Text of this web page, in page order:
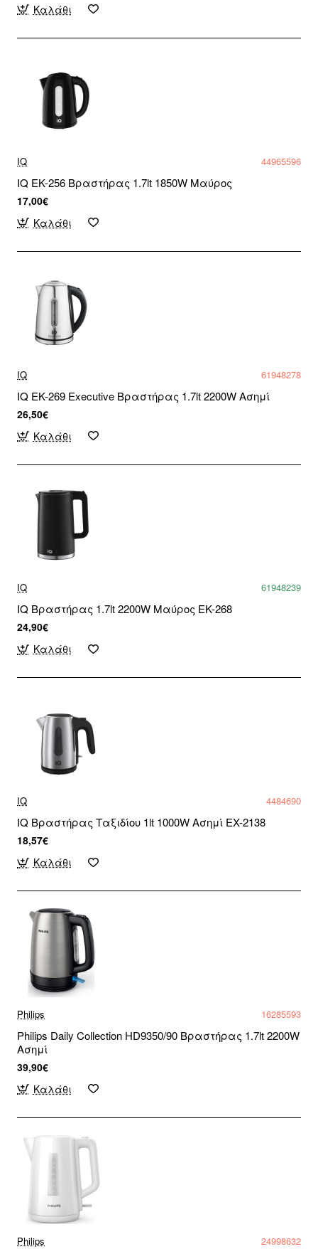
Καλάθι
IQ 44965596
IQ EK-256 Βραστήρας 1.7lt 1850W Μαύρος
17,00€
Καλάθι
IQ 61948278
IQ EK-269 Executive Βραστήρας 1.7lt 2200W Ασημί
26,50€
Καλάθι
IQ 61948239
IQ Βραστήρας 1.7lt 2200W Μαύρος EK-268
24,90€
Καλάθι
IQ 4484690
IQ Βραστήρας Ταξιδίου 1lt 1000W Ασημί EX-2138
18,57€
Καλάθι
Philips 16285593
Philips Daily Collection HD9350/90 Βραστήρας 1.7lt 2200W
Ασημί
39,90€
Καλάθι
Philips 24998632